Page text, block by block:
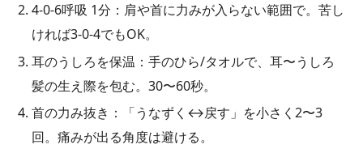
4-0-6呼吸 1分： 肩や首に力みが入らない範囲で。苦し
ければ3-0-4でもOK。
耳のうしろを保温：手のひら/タオルで、耳〜うしろ
髪の生え際を包む。30〜60秒。
首の力み抜き：
「うなずく↔戻す」を小さく2〜3
回。痛みが出る角度は避ける。